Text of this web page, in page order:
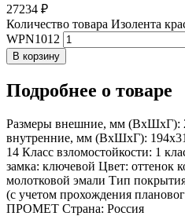
27234 ₽
Количество товара Изолента
WPN1012
В корзину
Подробнее о товаре
Размеры внешние, мм (ВхШхГ):
внутренние, мм (ВхШхГ):
14 Класс взломостойкости: 1
замка: ключевой Цвет: оттенок
молотковой эмали Тип
(с учетом прохождения
ПРОМЕТ Страна: Россия